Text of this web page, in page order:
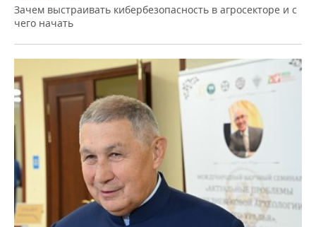
Зачем выстраивать кибербезопасность в агросекторе и с
чего начать